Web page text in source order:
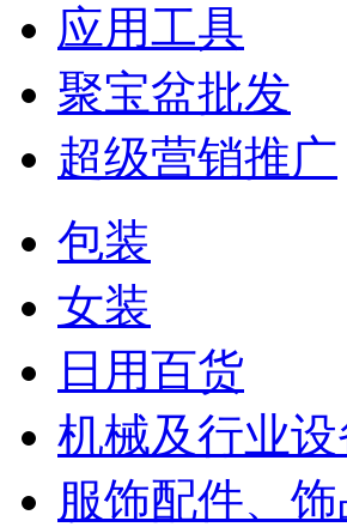
应用工具
聚宝盆批发
超级营销推广
包装
女装
日用百货
机械及行业设
服饰配件、饰